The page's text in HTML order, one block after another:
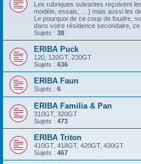
Les rubriques suivantes reçoivent
modèle, essais, ... ) mais aussi les
Le pourquoi de ce coup de foudre,
dans votre résidence secondaire, ce
Sujets : 38
ERIBA Puck
120, 120GT, 230GT
Sujets : 636
ERIBA Faun
Sujets : 6
ERIBA Familia & Pan
310GT, 320GT
Sujets : 473
ERIBA Triton
410GT, 418GT, 420GT, 430GT
Sujets : 467